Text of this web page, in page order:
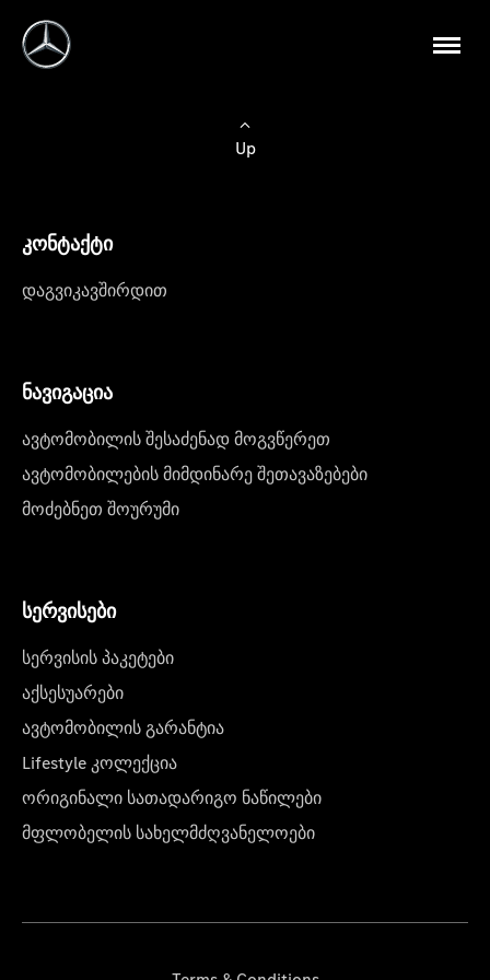
Up
კონტაქტი
დაგვიკავშირდით
ნავიგაცია
ავტომობილის შესაძენად მოგვწერეთ
ავტომობილების მიმდინარე შეთავაზებები
მოძებნეთ შოურუმი
სერვისები
სერვისის პაკეტები
აქსესუარები
ავტომობილის გარანტია
Lifestyle კოლექცია
ორიგინალი სათადარიგო ნაწილები
მფლობელის სახელმძღვანელოები